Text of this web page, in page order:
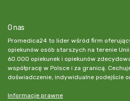
O nas
Promedica24 to lider wśród firm
opiekunów osób starszych na terenie
60.000 opiekunek i opiekunów
współpracę w Polsce i za granicą.
doświadczenie, indywidualne podejście
Informacje prawne